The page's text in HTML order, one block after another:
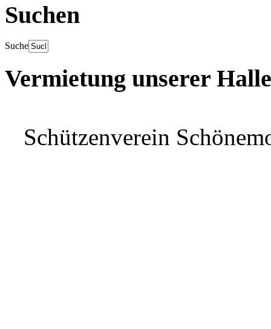
Suchen
Suche
Vermietung unserer Halle
Schützenverein